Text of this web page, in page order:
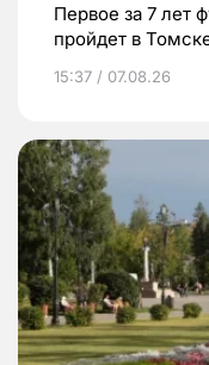
Первое за 7 лет
пройдет в
15:37 / 07.08.26